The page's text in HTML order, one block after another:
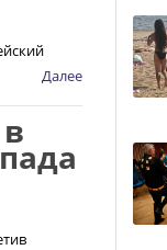
Далее